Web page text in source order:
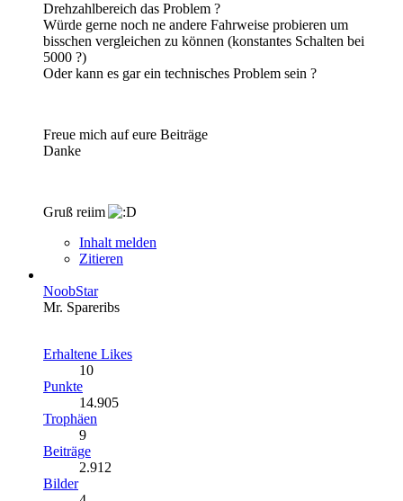
Drehzahlbereich das Problem ?
Würde gerne noch ne andere Fahrweise probieren um
bisschen vergleichen zu können (konstantes Schalten bei
5000 ?)
Oder kann es gar ein technisches Problem sein ?
Freue mich auf eure Beiträge
Danke
Gruß reiim
Inhalt melden
Zitieren
NoobStar
Mr. Spareribs
Erhaltene Likes
10
Punkte
14.905
Trophäen
9
Beiträge
2.912
Bilder